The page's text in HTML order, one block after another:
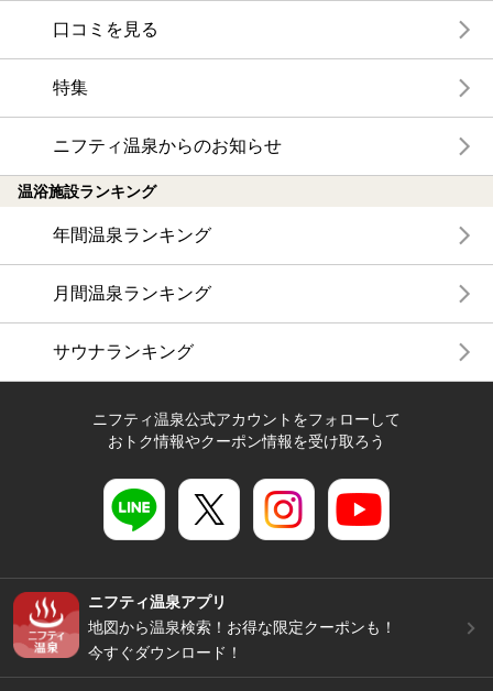
口コミを見る
特集
ニフティ温泉からのお知らせ
温浴施設ランキング
年間温泉ランキング
月間温泉ランキング
サウナランキング
ニフティ温泉公式アカウントをフォローして
おトク情報やクーポン情報を受け取ろう
ニフティ温泉アプリ
地図から温泉検索！お得な限定クーポンも！
今すぐダウンロード！